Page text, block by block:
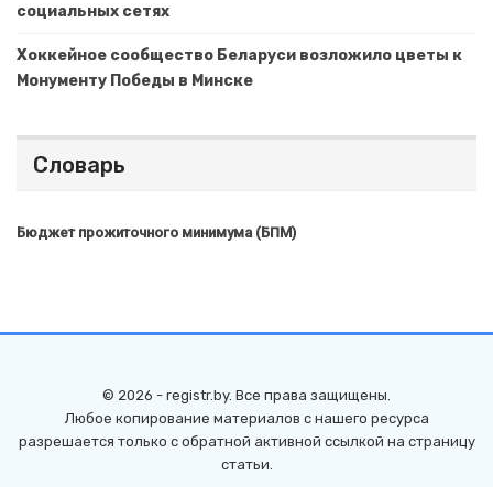
социальных сетях
Хоккейное сообщество Беларуси возложило цветы к
Монументу Победы в Минске
Словарь
Бюджет прожиточного минимума (БПМ)
© 2026 - registr.by. Все права защищены.
Любое копирование материалов с нашего ресурса
разрешается только с обратной активной ссылкой на страницу
статьи.